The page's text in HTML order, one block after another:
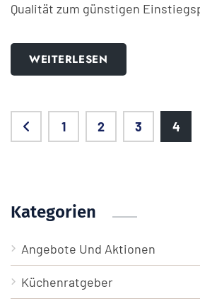
Qualität zum günstigen
WEITERLESEN
1 2 3 4
Kategorien
Angebote Und Aktionen
Küchenratgeber